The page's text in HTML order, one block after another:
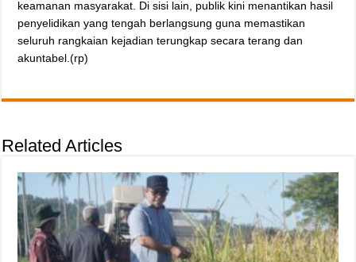
keamanan masyarakat. Di sisi lain, publik kini menantikan hasil
penyelidikan yang tengah berlangsung guna memastikan
seluruh rangkaian kejadian terungkap secara terang dan
akuntabel.(rp)
Related Articles